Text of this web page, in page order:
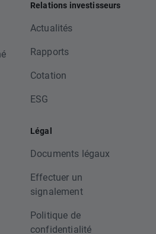
Relations investisseurs
Actualités
Rapports
Cotation
ESG
Légal
Documents légaux
Effectuer un
signalement
Politique de
confidentialité